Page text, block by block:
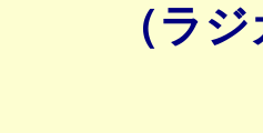
（ラ